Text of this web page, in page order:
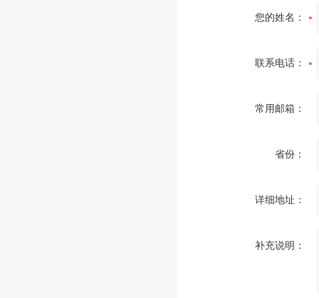
您的姓名：
联系电话：
常用邮箱：
省份：
详细地址：
补充说明：